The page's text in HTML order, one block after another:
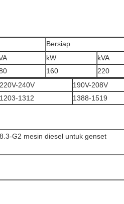
Bersiap
kW
kVA
160
220
220V-240V
190V-208V
1203-1312 1388-1519
G2 mesin diesel untuk genset